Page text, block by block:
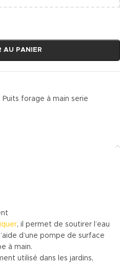
AU PANIER
Puits forage à main serie
, il permet de soutirer l’eau
d’une pompe de surface
à main.
utilisé dans les jardins,